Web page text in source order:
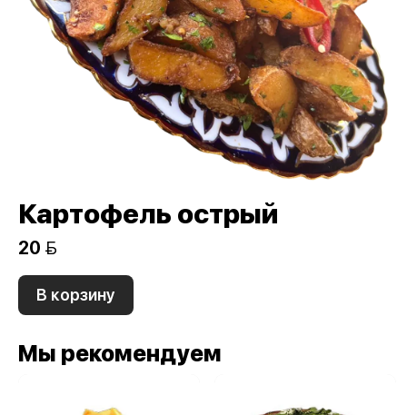
Картофель острый
20 
В корзину
Мы рекомендуем